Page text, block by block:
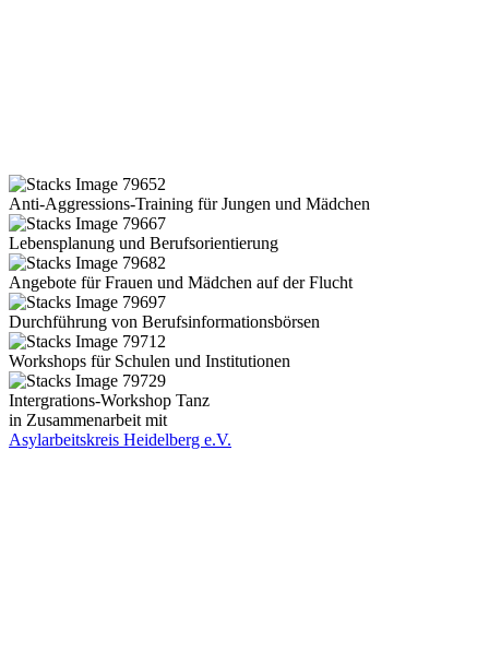
Anti-Aggressions-Training für Jungen und Mädchen
Lebensplanung und Berufsorientierung
Angebote für Frauen und Mädchen auf der Flucht
Durchführung von Berufsinformationsbörsen
Workshops für Schulen und Institutionen
Intergrations-Workshop Tanz
in Zusammenarbeit mit
Asylarbeitskreis Heidelberg e.V.